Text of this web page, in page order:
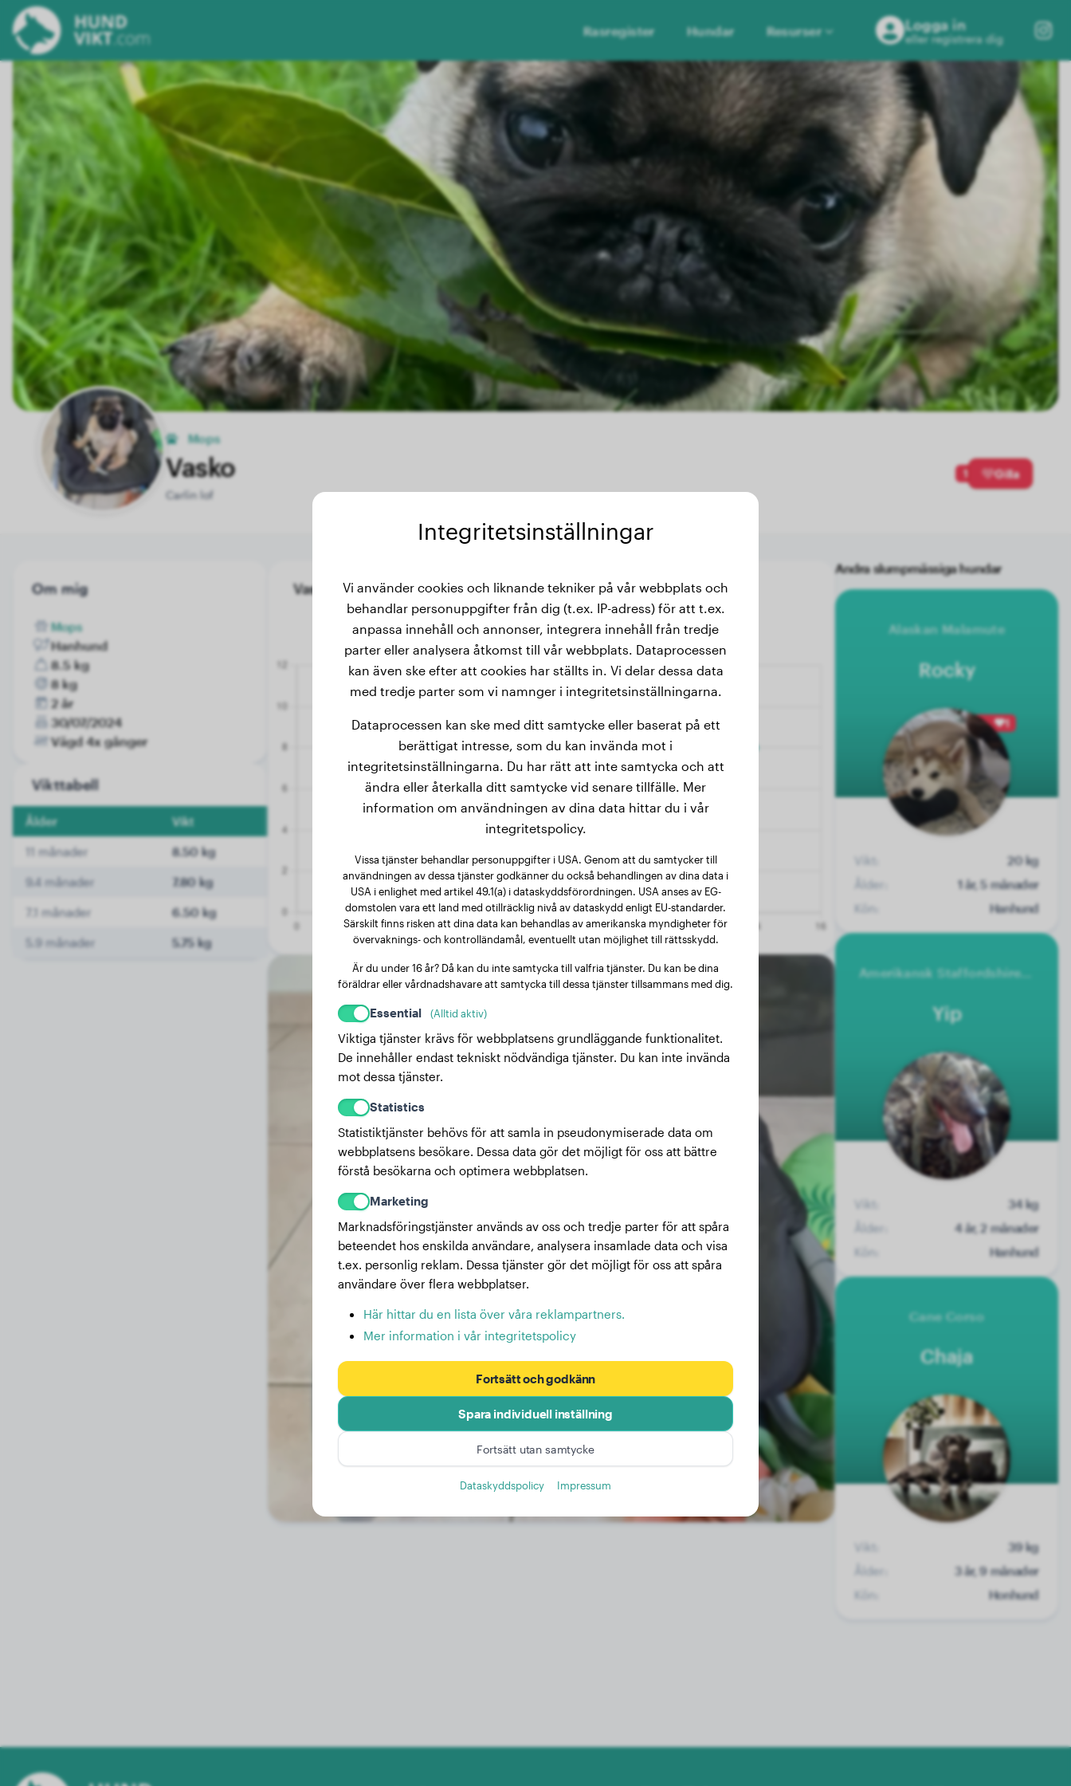
Rasregister Hundar Resurser Logga in
eller registrera dig
Mops
Vasko
Carlin lof
1 Gilla
Om mig
Mops
Hanhund
8.5 kg
8 kg
2 år
30/07/2024
Vägd 4x gånger
Vikttabell
Ålder Vikt
11 månader 8.50 kg
9.4 månader 7.80 kg
7.1 månader 6.50 kg
5.9 månader 5.75 kg
Vasko's vikthistorik
Andra slumpmässiga hundar
Alaskan Malamute
Rocky
1
Vikt:
20 kg
Ålder:
1 år, 5 månader
Kön:
Hanhund
Amerikansk Staffordshire Terrier
Yip
Vikt:
34 kg
Ålder:
4 år, 2 månader
Kön:
Hanhund
Cane Corso
Chaja
Vikt:
39 kg
Ålder:
3 år, 9 månader
Kön:
Honhund
Integritetsinställningar
Vi använder cookies och liknande tekniker på vår webbplats och
behandlar personuppgifter från dig (t.ex. IP-adress) för att t.ex.
anpassa innehåll och annonser, integrera innehåll från tredje
parter eller analysera åtkomst till vår webbplats. Dataprocessen
kan även ske efter att cookies har ställts in. Vi delar dessa data
med tredje parter som vi namnger i integritetsinställningarna.
Dataprocessen kan ske med ditt samtycke eller baserat på ett
berättigat intresse, som du kan invända mot i
integritetsinställningarna. Du har rätt att inte samtycka och att
ändra eller återkalla ditt samtycke vid senare tillfälle. Mer
information om användningen av dina data hittar du i vår
integritetspolicy.
Vissa tjänster behandlar personuppgifter i USA. Genom att du samtycker till
användningen av dessa tjänster godkänner du också behandlingen av dina data i
USA i enlighet med artikel 49.1(a) i dataskyddsförordningen. USA anses av EG-
domstolen vara ett land med otillräcklig nivå av dataskydd enligt EU-standarder.
Särskilt finns risken att dina data kan behandlas av amerikanska myndigheter för
övervaknings- och kontrolländamål, eventuellt utan möjlighet till rättsskydd.
Är du under 16 år? Då kan du inte samtycka till valfria tjänster. Du kan be dina
föräldrar eller vårdnadshavare att samtycka till dessa tjänster tillsammans med dig.
Essential (Alltid aktiv)
Viktiga tjänster krävs för webbplatsens grundläggande funktionalitet.
De innehåller endast tekniskt nödvändiga tjänster. Du kan inte invända
mot dessa tjänster.
Statistics
Statistiktjänster behövs för att samla in pseudonymiserade data om
webbplatsens besökare. Dessa data gör det möjligt för oss att bättre
förstå besökarna och optimera webbplatsen.
Marketing
Marknadsföringstjänster används av oss och tredje parter för att spåra
beteendet hos enskilda användare, analysera insamlade data och visa
t.ex. personlig reklam. Dessa tjänster gör det möjligt för oss att spåra
användare över flera webbplatser.
Här hittar du en lista över våra reklampartners.
Mer information i vår integritetspolicy
Fortsätt och godkänn
Spara individuell inställning
Fortsätt utan samtycke
Dataskyddspolicy Impressum